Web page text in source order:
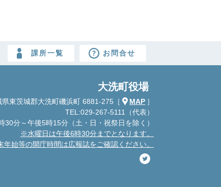
課所一覧 お問合せ
大洗町役場
県東茨城郡大洗町磯浜町 6881-275 ［ MAP ］
TEL:029-267-5111（代表）
30分～午後5時15分 （土・日・祝祭日を除く）
※水曜日は午後6時30分までとなります。
年始等の開庁時間は広報誌をご確認ください。